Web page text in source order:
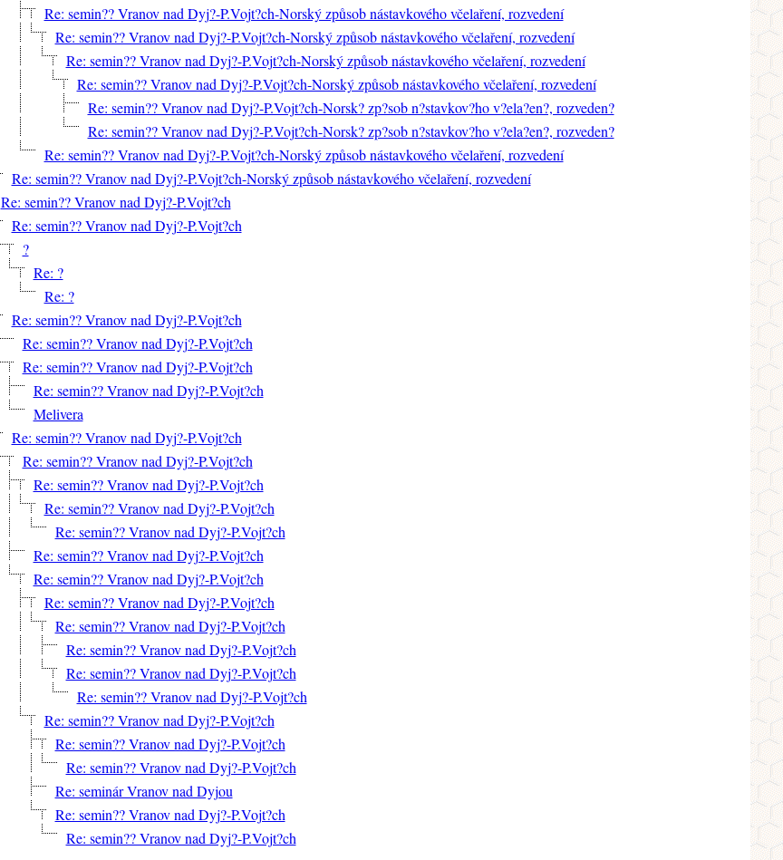
Re: semin?? Vranov nad Dyj?-P.Vojt?ch-Norský způsob nástavkového včelaření, rozvedení
Re: semin?? Vranov nad Dyj?-P.Vojt?ch-Norský způsob nástavkového včelaření, rozvedení
Re: semin?? Vranov nad Dyj?-P.Vojt?ch-Norský způsob nástavkového včelaření, rozvedení
Re: semin?? Vranov nad Dyj?-P.Vojt?ch-Norský způsob nástavkového včelaření, rozvedení
Re: semin?? Vranov nad Dyj?-P.Vojt?ch-Norsk? zp?sob n?stavkov?ho v?ela?en?, rozveden?
Re: semin?? Vranov nad Dyj?-P.Vojt?ch-Norsk? zp?sob n?stavkov?ho v?ela?en?, rozveden?
Re: semin?? Vranov nad Dyj?-P.Vojt?ch-Norský způsob nástavkového včelaření, rozvedení
Re: semin?? Vranov nad Dyj?-P.Vojt?ch-Norský způsob nástavkového včelaření, rozvedení
Re: semin?? Vranov nad Dyj?-P.Vojt?ch
Re: semin?? Vranov nad Dyj?-P.Vojt?ch
?
Re: ?
Re: ?
Re: semin?? Vranov nad Dyj?-P.Vojt?ch
Re: semin?? Vranov nad Dyj?-P.Vojt?ch
Re: semin?? Vranov nad Dyj?-P.Vojt?ch
Re: semin?? Vranov nad Dyj?-P.Vojt?ch
Melivera
Re: semin?? Vranov nad Dyj?-P.Vojt?ch
Re: semin?? Vranov nad Dyj?-P.Vojt?ch
Re: semin?? Vranov nad Dyj?-P.Vojt?ch
Re: semin?? Vranov nad Dyj?-P.Vojt?ch
Re: semin?? Vranov nad Dyj?-P.Vojt?ch
Re: semin?? Vranov nad Dyj?-P.Vojt?ch
Re: semin?? Vranov nad Dyj?-P.Vojt?ch
Re: semin?? Vranov nad Dyj?-P.Vojt?ch
Re: semin?? Vranov nad Dyj?-P.Vojt?ch
Re: semin?? Vranov nad Dyj?-P.Vojt?ch
Re: semin?? Vranov nad Dyj?-P.Vojt?ch
Re: semin?? Vranov nad Dyj?-P.Vojt?ch
Re: semin?? Vranov nad Dyj?-P.Vojt?ch
Re: semin?? Vranov nad Dyj?-P.Vojt?ch
Re: semin?? Vranov nad Dyj?-P.Vojt?ch
Re: seminár Vranov nad Dyjou
Re: semin?? Vranov nad Dyj?-P.Vojt?ch
Re: semin?? Vranov nad Dyj?-P.Vojt?ch